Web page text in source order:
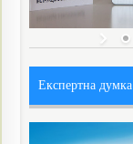
Експертна думка